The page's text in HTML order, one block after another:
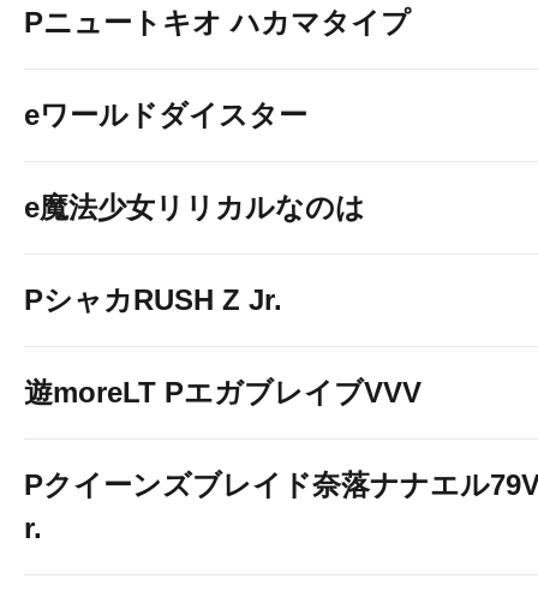
Pニュートキオ ハカマタイプ
eワールドダイスター
e魔法少女リリカルなのは
PシャカRUSH Z Jr.
遊moreLT PエガブレイブVVV
Pクイーンズブレイド奈落ナナエル
r.